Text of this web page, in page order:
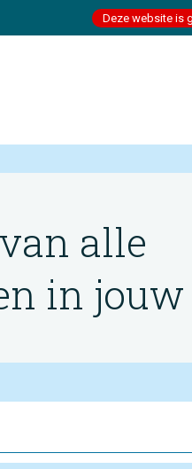
Deze website is
alle
in jouw